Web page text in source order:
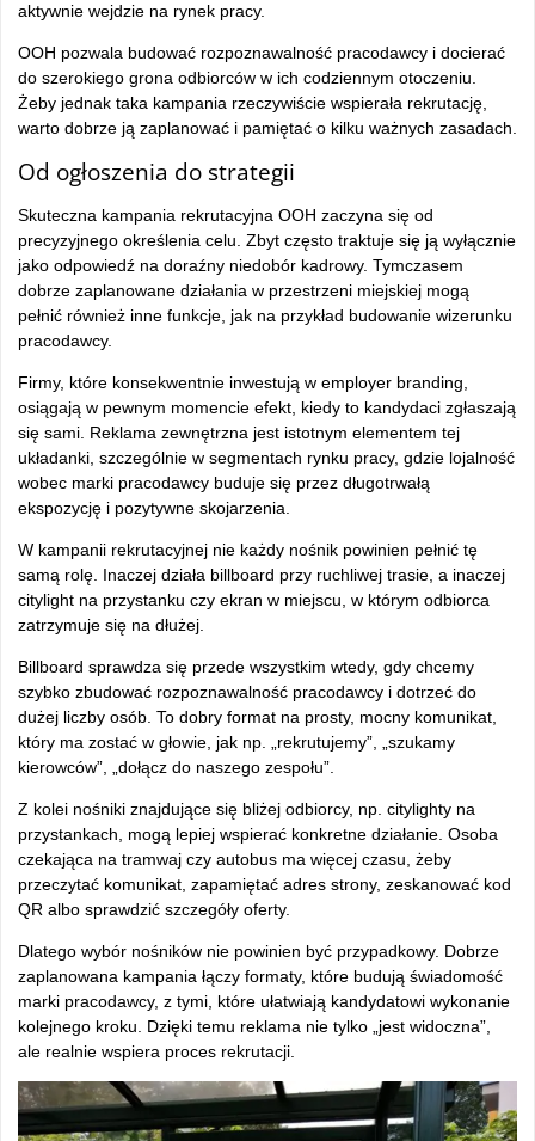
aktywnie wejdzie na rynek pracy.
OOH pozwala budować rozpoznawalność pracodawcy i docierać
do szerokiego grona odbiorców w ich codziennym otoczeniu.
Żeby jednak taka kampania rzeczywiście wspierała rekrutację,
warto dobrze ją zaplanować i pamiętać o kilku ważnych zasadach.
Od ogłoszenia do strategii
Skuteczna kampania rekrutacyjna OOH zaczyna się od
precyzyjnego określenia celu. Zbyt często traktuje się ją wyłącznie
jako odpowiedź na doraźny niedobór kadrowy. Tymczasem
dobrze zaplanowane działania w przestrzeni miejskiej mogą
pełnić również inne funkcje, jak na przykład budowanie wizerunku
pracodawcy.
Firmy, które konsekwentnie inwestują w employer branding,
osiągają w pewnym momencie efekt, kiedy to kandydaci zgłaszają
się sami. Reklama zewnętrzna jest istotnym elementem tej
układanki, szczególnie w segmentach rynku pracy, gdzie lojalność
wobec marki pracodawcy buduje się przez długotrwałą
ekspozycję i pozytywne skojarzenia.
W kampanii rekrutacyjnej nie każdy nośnik powinien pełnić tę
samą rolę. Inaczej działa billboard przy ruchliwej trasie, a inaczej
citylight na przystanku czy ekran w miejscu, w którym odbiorca
zatrzymuje się na dłużej.
Billboard sprawdza się przede wszystkim wtedy, gdy chcemy
szybko zbudować rozpoznawalność pracodawcy i dotrzeć do
dużej liczby osób. To dobry format na prosty, mocny komunikat,
który ma zostać w głowie, jak np. „rekrutujemy”, „szukamy
kierowców”, „dołącz do naszego zespołu”.
Z kolei nośniki znajdujące się bliżej odbiorcy, np. citylighty na
przystankach, mogą lepiej wspierać konkretne działanie. Osoba
czekająca na tramwaj czy autobus ma więcej czasu, żeby
przeczytać komunikat, zapamiętać adres strony, zeskanować kod
QR albo sprawdzić szczegóły oferty.
Dlatego wybór nośników nie powinien być przypadkowy. Dobrze
zaplanowana kampania łączy formaty, które budują świadomość
marki pracodawcy, z tymi, które ułatwiają kandydatowi wykonanie
kolejnego kroku. Dzięki temu reklama nie tylko „jest widoczna”,
ale realnie wspiera proces rekrutacji.